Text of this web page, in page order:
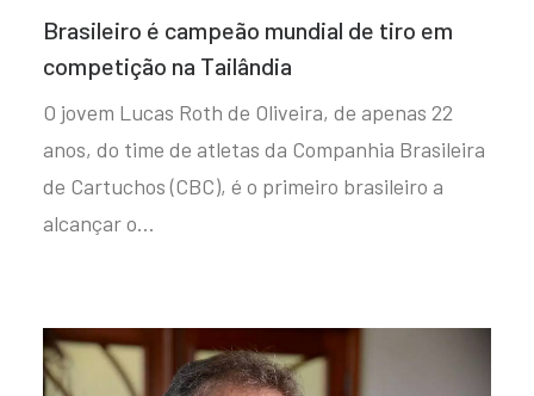
Brasileiro é campeão mundial de tiro em
competição na Tailândia
O jovem Lucas Roth de Oliveira, de apenas 22
anos, do time de atletas da Companhia Brasileira
de Cartuchos (CBC), é o primeiro brasileiro a
alcançar o…